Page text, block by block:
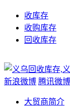
收库存
收购库存
回收库存
新浪微博 腾讯微博
大贸商简介